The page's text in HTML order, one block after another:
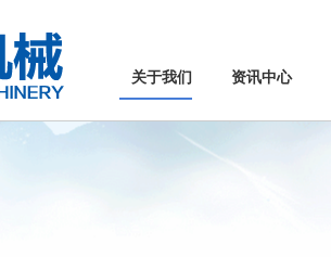
关于我们 资讯中心